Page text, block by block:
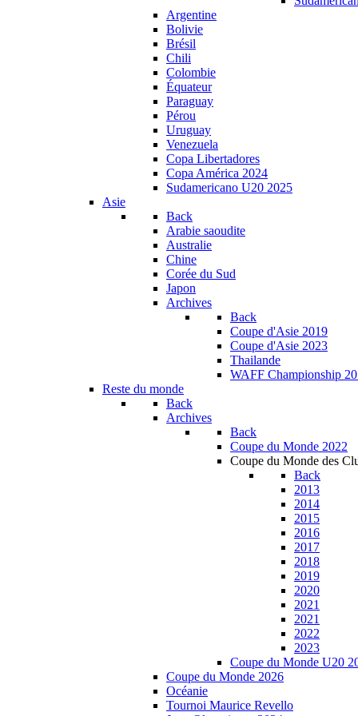
Argentine
Bolivie
Brésil
Chili
Colombie
Équateur
Paraguay
Pérou
Uruguay
Venezuela
Copa Libertadores
Copa América 2024
Sudamericano U20 2025
Asie
Back
Arabie saoudite
Australie
Chine
Corée du Sud
Japon
Archives
Back
Coupe d'Asie 2019
Coupe d'Asie 2023
Thailande
WAFF Championship
Reste du monde
Back
Archives
Back
Coupe du Monde 2022
Coupe du Monde des
Back
2013
2014
2015
2016
2017
2018
2019
2020
2021
2021
2022
2023
Coupe du Monde U20
Coupe du Monde 2026
Océanie
Tournoi Maurice Revello